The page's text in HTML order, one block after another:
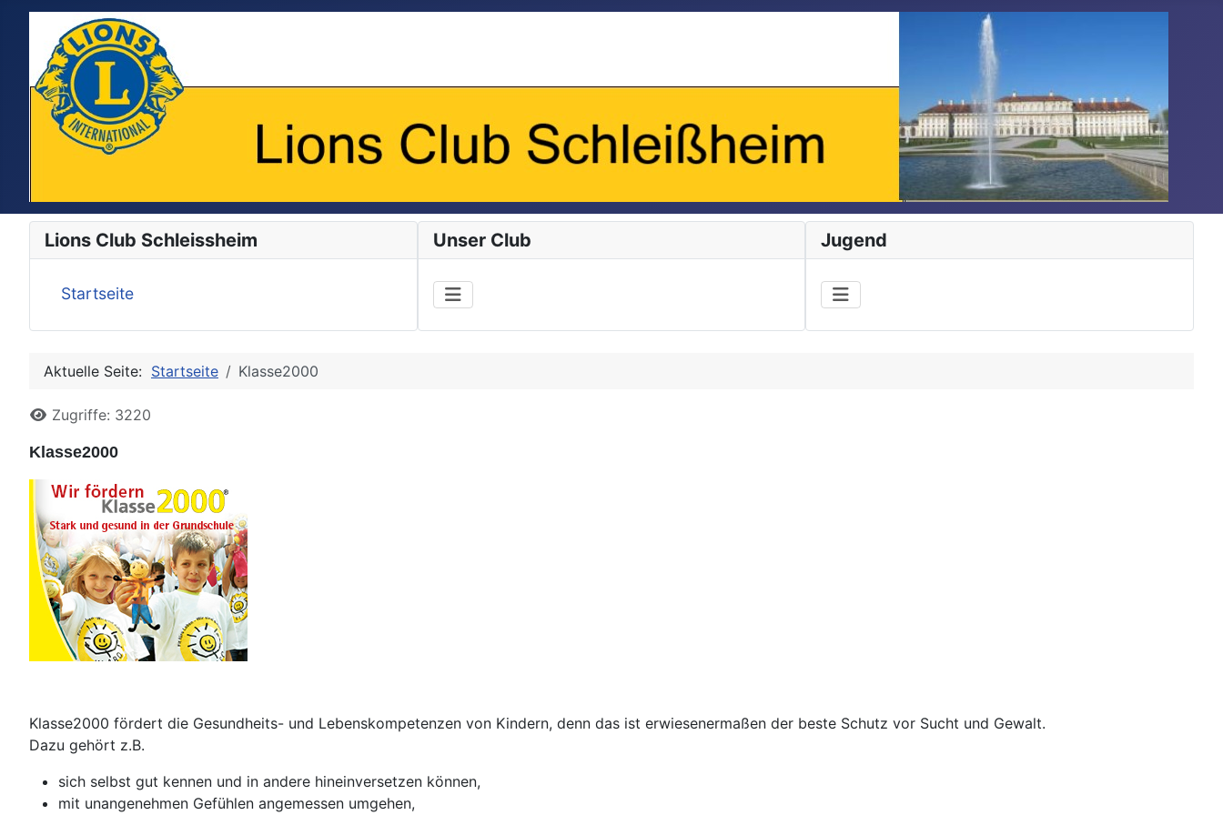
Lions Club Schleissheim
Startseite
Unser Club Jugend
Aktuelle Seite: Startseite Klasse2000
DetailsZugriffe: 3220
Klasse2000
Klasse2000 fördert die Gesundheits- und Lebenskompetenzen von Kindern, denn das ist erwiesenermaßen der beste Schutz vor Sucht und Gewalt.
Dazu gehört z.B.
sich selbst gut kennen und in andere hineinversetzen können,
mit unangenehmen Gefühlen angemessen umgehen,